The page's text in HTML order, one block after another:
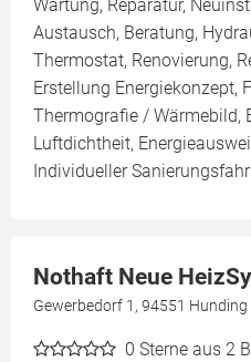
Wartung, Reparatur,
Austausch, Beratung,
Thermostat, Renovierung,
Erstellung Energiekonzept,
Thermografie / Wärmebild,
Luftdichtheit,
Individueller
Nothaft Neue
Gewerbedorf 1, 94551
0 Sterne aus 2